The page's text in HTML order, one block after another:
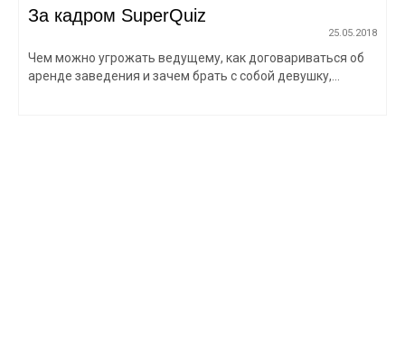
За кадром SuperQuiz
25.05.2018
Чем можно угрожать ведущему, как договариваться об
аренде заведения и зачем брать с собой девушку,...